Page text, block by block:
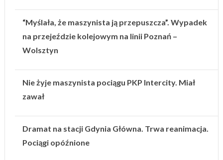
“Myślała, że maszynista ją przepuszcza”. Wypadek
na przejeździe kolejowym na linii Poznań –
Wolsztyn
Nie żyje maszynista pociągu PKP Intercity. Miał
zawał
Dramat na stacji Gdynia Główna. Trwa reanimacja.
Pociągi opóźnione